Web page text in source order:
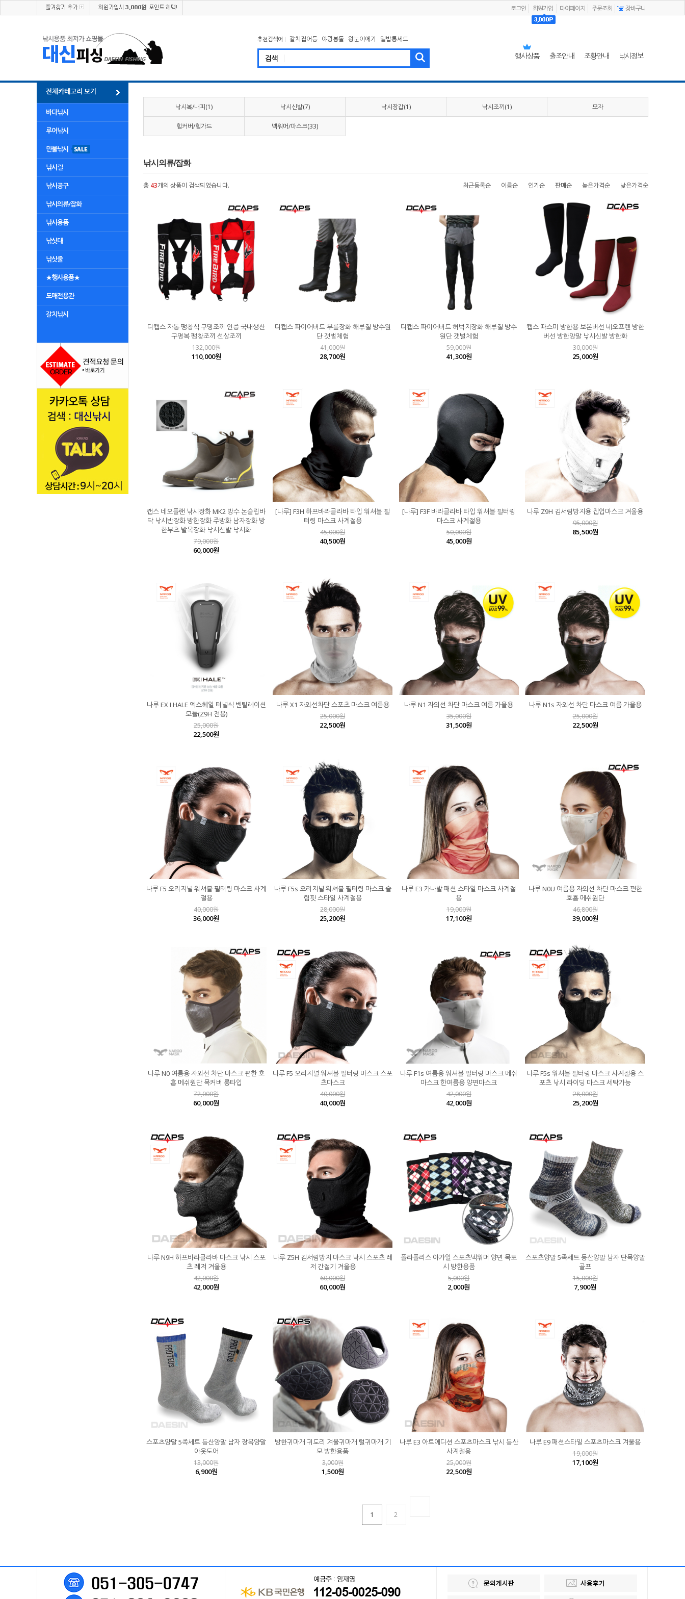
로그인 회원가입 마이페이지 주문조회 장바구니
추천검색어 갈치집어등 야광봉돌 왕눈이에기 밑밥통세트
행사상품 출조안내 조황안내 낚시정보
전체카테고리 보기
바다낚시
루어낚시
민물낚시
낚시릴
낚시공구
낚시의류/잡화
낚시용품
낚싯대
낚싯줄
★행사용품★
도매전용관
갈치낚시
낚시복/내피(1) 낚시신발(7) 낚시장갑(1) 낚시조끼(1) 모자
힙커버/힙가드 넥워머/마스크(33)
낚시의류/잡화
총 43개의 상품이 검색되었습니다. 최근등록순 이름순 인기순 판매순 높은가격순 낮은가격순
디캡스 자동 팽창식 구명조끼 인증 국내생산
구명복 팽창조끼 선상조끼
132,000원
110,000원
디캡스 파이어버드 무릎장화 해루질 방수원
단 갯벌체험
41,000원
28,700원
디캡스 파이어버드 허벅지장화 해루질 방수
원단 갯벌체험
59,000원
41,300원
캡스 따스미 방한용 보온버선 네오프렌 방한
버선 방한양말 낚시신발 방한화
30,000원
25,000원
캡스 네오플랜 낚시장화 MK2 방수 논슬립바
닥 낚시반장화 방한장화 주방화 남자장화 방
한부츠 발목장화 낚시신발 낚시화
79,000원
60,000원
[나루] F3H 하프바라클라바 타입 워셔블 필
터링 마스크 사계절용
45,000원
40,500원
[나루] F3F 바라클라바 타입 워셔블 필터링
마스크 사계절용
50,000원
45,000원
나루 Z9H 김서림방지용 집업마스크 겨울용
95,000원
85,500원
나루 EX I HALE 엑스헤일 터널식 벤틸레이션
모듈(Z9H 전용)
25,000원
22,500원
나루 X1 자외선차단 스포츠 마스크 여름용
25,000원
22,500원
나루 N1 자외선 차단 마스크 여름 가을용
35,000원
31,500원
나루 N1s 자외선 차단 마스크 여름 가을용
25,000원
22,500원
나루 F5 오리지널 워셔블 필터링 마스크 사계
절용
40,000원
36,000원
나루 F5s 오리지널 워셔블 필터링 마스크 슬
림핏 스타일 사계절용
28,000원
25,200원
나루 E3 카나발 패션 스타일 마스크 사계절
용
19,000원
17,100원
나루 N0U 여름용 자외선 차단 마스크 편한
호흡 메쉬원단
46,800원
39,000원
나루 N0 여름용 자외선 차단 마스크 편한 호
흡 메쉬원단 목커버 롱타입
72,000원
60,000원
나루 F5 오리지널 워셔블 필터링 마스크 스포
츠마스크
40,000원
40,000원
나루 F1s 여름용 워셔블 필터링 마스크 메쉬
마스크 한여름용 양면마스크
42,000원
42,000원
나루 F5s 워셔블 필터링 마스크 사계절용 스
포츠 낚시 라이딩 마스크 세탁가능
28,000원
25,200원
나루 N9H 하프바라클라바 마스크 낚시 스포
츠 레저 겨울용
42,000원
42,000원
나루 Z5H 김서림방지 마스크 낚시 스포츠 레
저 간절기 겨울용
60,000원
60,000원
폴라폴리스 아가일 스포츠넥워머 양면 목토
시 방한용품
5,000원
2,000원
스포츠양말 5족세트 등산양말 남자 단목양말
골프
15,000원
7,900원
스포츠양말 5족세트 등산양말 남자 장목양말
아웃도어
13,000원
6,900원
방한귀마개 귀도리 겨울귀마개 털귀마개 기
모 방한용품
3,000원
1,500원
나루 E3 아트에디션 스포츠마스크 낚시 등산
사계절용
25,000원
22,500원
나루 E9 패션스타일 스포츠마스크 겨울용
19,000원
17,100원
1 2